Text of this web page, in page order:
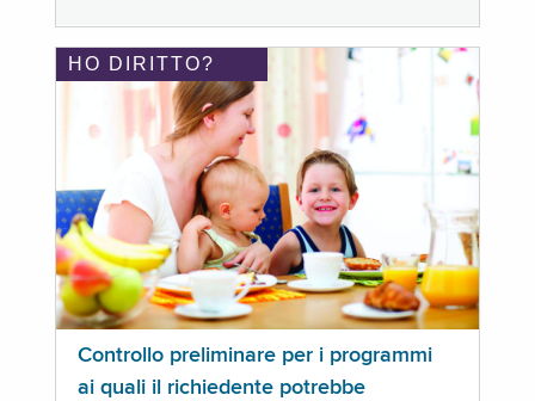
HO DIRITTO?
Controllo preliminare per i programmi
ai quali il richiedente potrebbe